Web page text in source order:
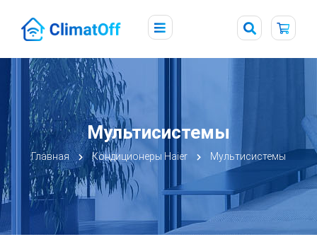
Мультисистемы
Главная Кондиционеры Haier Мультисистемы